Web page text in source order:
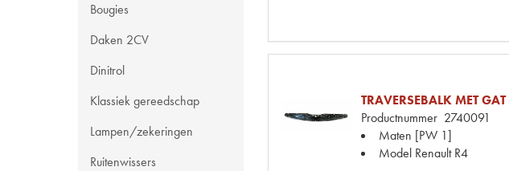
Bougies
Daken 2CV
Dinitrol
Klassiek gereedschap
Lampen/zekeringen
Ruitenwissers
TRAVERSEBALK MET GAT
Productnummer 2740091
Maten [PW 1]
Model Renault R4